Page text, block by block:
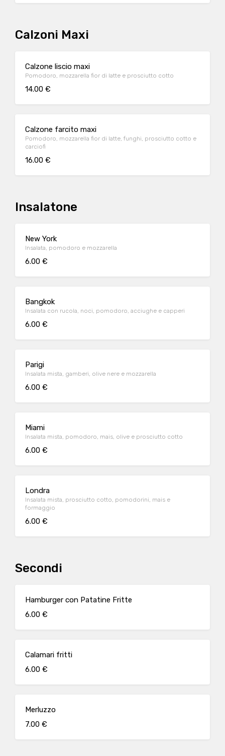
Calzoni Maxi
Calzone liscio maxi
Pomodoro, mozzarella fior di latte e prosciutto cotto
14.00 €
Calzone farcito maxi
Pomodoro, mozzarella fior di latte, funghi, prosciutto cotto e
carciofi
16.00 €
Insalatone
New York
Insalata, pomodoro e mozzarella
6.00 €
Bangkok
Insalata con rucola, noci, pomodoro, acciughe e capperi
6.00 €
Parigi
Insalata mista, gamberi, olive nere e mozzarella
6.00 €
Miami
Insalata mista, pomodoro, mais, olive e prosciutto cotto
6.00 €
Londra
Insalata mista, prosciutto cotto, pomodorini, mais e
formaggio
6.00 €
Secondi
Hamburger con Patatine Fritte
6.00 €
Calamari fritti
6.00 €
Merluzzo
7.00 €